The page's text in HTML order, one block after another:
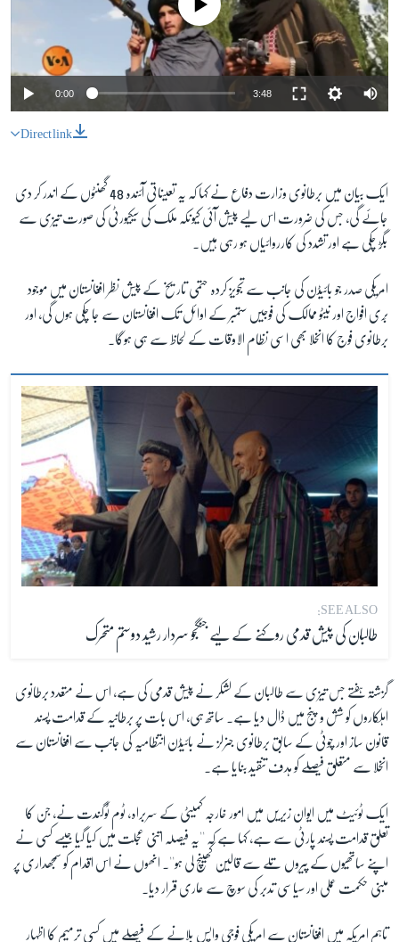
0:00 3:48
Direct link
ایک بیان میں برطانوی وزارت دفاع نے کہا کہ یہ تعیناتی آئندہ 48 گھنٹوں کے اندر کر دی
جائے گی، جس کی ضرورت اس لیے پیش آئی کیونکہ ملک کی سیکیورٹی کی صورت تیزی سے
بگڑ چکی ہے اور تشدد کی کارروائیاں ہو رہی ہیں۔
امریکی صدر جو بائیڈن کی جانب سے تجویز کردہ حتمی تاریخ کے پیش نظر افغانستان میں موجود
بَری افواج اور نیٹو ممالک کی فوجیں ستمبر کے اوائل تک افغانستان سے جا چکی ہوں گی، اور
برطانوی فوج کا انخلا بھی اسی نظام الاوقات کے لحاظ سے ہی ہوگا۔
SEE ALSO:
طالبان کی پیش قدمی روکنے کے لیے جنگجو سردار رشید دوستم متحرک
گزشتہ ہفتے جس تیزی سے طالبان کے لشکر نے پیش قدمی کی ہے، اس نے متعدد برطانوی
اہلکاروں کو شش و پنج میں ڈال دیا ہے۔ ساتھ ہی، اس بات پر برطانیہ کے قدامت پسند
قانون ساز اور چوٹی کے سابق برطانوی جنرلز نے بائیڈن انتظامیہ کی جانب سے افغانستان سے
انخلا سے متعلق فیصلے کو ہدف تنقید بنایا ہے۔
ایک ٹوئیٹ میں ایوان زیریں میں امور خارجہ کمیٹی کے سربراہ، ٹوم ٹوگندت نے، جن کا
تعلق قدامت پسند پارٹی سے ہے، کہا ہے کہ ''یہ فیصلہ اتنی عجلت میں کیا گیا جیسے کسی نے
اپنے ساتھیوں کے پیروں تلے سے قالین کھینچ لی ہو''۔ انھوں نے اس اقدام کو سمجھداری پر
مبنی حکمت عملی اور سیاسی تدبر کی سوچ سے عاری قرار دیا۔
تاہم امریکہ میں افغانستان سے امریکی فوجی واپس بلانے کے فیصلے میں کسی ترمیم کا اظہار